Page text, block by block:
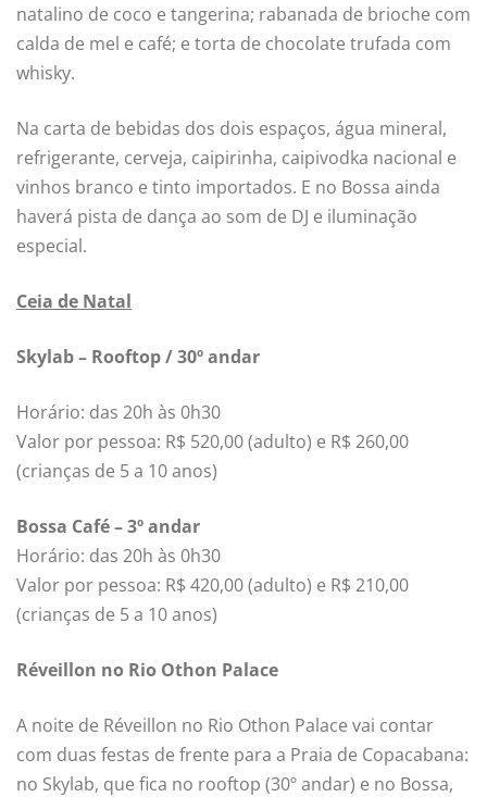
natalino de coco e tangerina; rabanada de brioche com
calda de mel e café; e torta de chocolate trufada com
whisky.
Na carta de bebidas dos dois espaços, água mineral,
refrigerante, cerveja, caipirinha, caipivodka nacional e
vinhos branco e tinto importados. E no Bossa ainda
haverá pista de dança ao som de DJ e iluminação
especial.
Ceia de Natal
Skylab – Rooftop / 30º andar
Horário: das 20h às 0h30
Valor por pessoa: R$ 520,00 (adulto) e R$ 260,00
(crianças de 5 a 10 anos)
Bossa Café – 3º andar
Horário: das 20h às 0h30
Valor por pessoa: R$ 420,00 (adulto) e R$ 210,00
(crianças de 5 a 10 anos)
Réveillon no Rio Othon Palace
A noite de Réveillon no Rio Othon Palace vai contar
com duas festas de frente para a Praia de Copacabana:
no Skylab, que fica no rooftop (30º andar) e no Bossa,